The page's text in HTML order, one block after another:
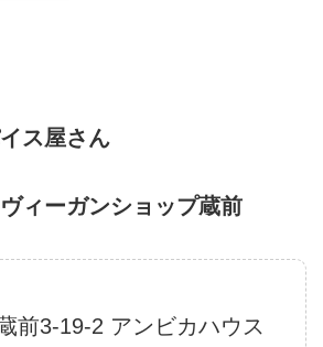
ス屋さん
ィーガンショップ蔵前
前3-19-2 アンビカハウス